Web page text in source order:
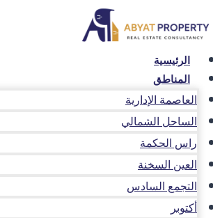
إلى
المحتوى
الرئيسية
المناطق
العاصمة الإدارية
الساحل الشمالي
راس الحكمة
العين السخنة
التجمع السادس
أكتوبر